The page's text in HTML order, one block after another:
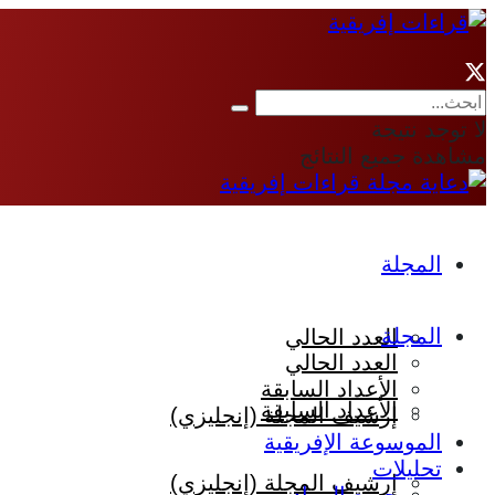
لا توجد نتيجة
مشاهدة جميع النتائج
المجلة
العدد الحالي
الأعداد السابقة
إرشيف المجلة (إنجليزي)
المجلة
العدد الحالي
الأعداد السابقة
إرشيف المجلة (إنجليزي)
الموسوعة الإفريقية
تحليلات